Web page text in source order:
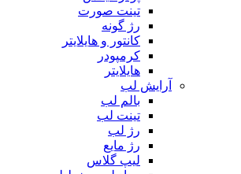
تینت صورت
رژ گونه
کانتور و هایلایتر
کرمپودر
هایلایتر
آرایش لب
بالم لب
تینت لب
رژ لب
رژ مایع
لیپ گلاس